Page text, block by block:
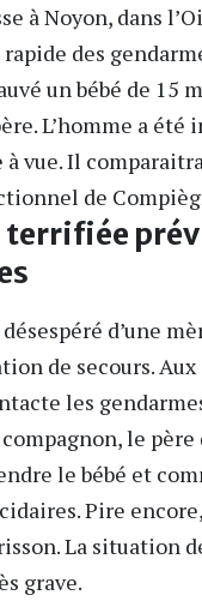
à Noyon, dans l’
des
un bébé de 15
L’homme a
à vue. Il
de
terrifiée
désespéré d’une
de secours.
les
le
le bébé et
Pire
La situation
grave.